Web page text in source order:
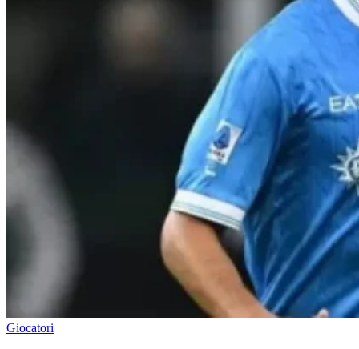
Giocatori